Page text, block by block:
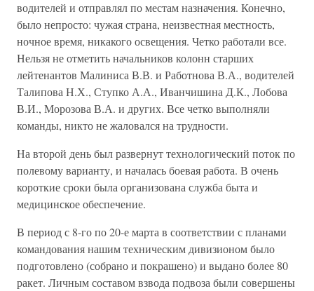
водителей и отправлял по местам назначения. Конечно,
было непросто: чужая страна, неизвестная местность,
ночное время, никакого освещения. Четко работали все.
Нельзя не отметить начальников колонн старших
лейтенантов Малиниса В.В. и Работнова В.А., водителей
Талипова Н.Х., Ступко А.А., Иванчишина Д.К., Лобова
В.И., Морозова В.А. и других. Все четко выполняли
команды, никто не жаловался на трудности.
На второй день был развернут технологический поток по
полевому варианту, и началась боевая работа. В очень
короткие сроки была организована служба быта и
медицинское обеспечение.
В период с 8-го по 20-е марта в соответствии с планами
командования нашим техническим дивизионом было
подготовлено (собрано и покрашено) и выдано более 80
ракет. Личным составом взвода подвоза были совершены